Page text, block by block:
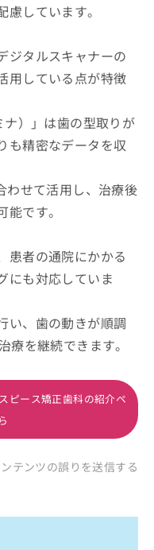
しています。
ジタルスキャナーの
用している点が特徴
）」は歯の型取りが
も精密なデータを収
わせて活用し、治療後
です。
患者の通院にかかる
にも対応していま
い、歯の動きが順調
療を継続できます。
ピース矯正歯科の紹介ペ
テンツの誤りを送信する